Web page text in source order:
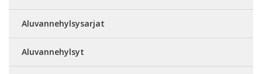
Aluvannehylsysarjat
Aluvannehylsyt